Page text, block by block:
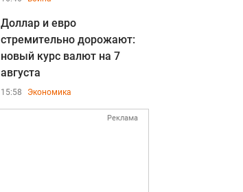
Доллар и евро
стремительно дорожают:
новый курс валют на 7
августа
15:58 Экономика
Реклама